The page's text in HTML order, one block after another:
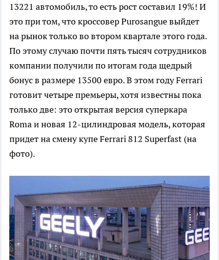
13221 автомобиль, то есть рост составил 19%! И
это при том, что кроссовер Purosangue выйдет
на рынок только во втором квартале этого года.
По этому случаю почти пять тысяч сотрудников
компании получили по итогам года щедрый
бонус в размере 13500 евро. В этом году Ferrari
готовит четыре премьеры, хотя известны пока
только две: это открытая версия суперкара
Roma и новая 12-цилиндровая модель, которая
придет на смену купе Ferrari 812 Superfast (на
фото).